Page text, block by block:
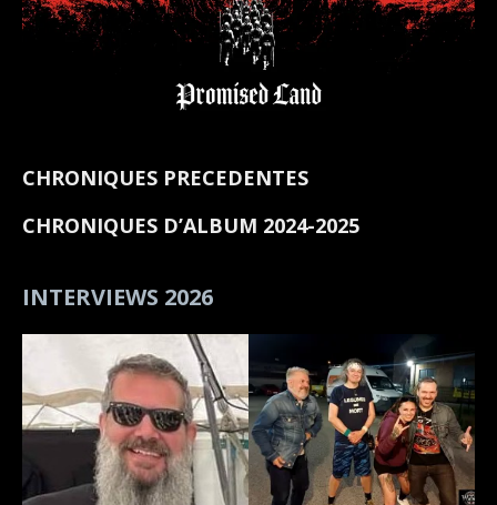
CHRONIQUES PRECEDENTES
CHRONIQUES D’ALBUM 2024-2025
INTERVIEWS 2026